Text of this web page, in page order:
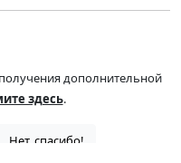
дополнительной
здесь.
Нет, спасибо!